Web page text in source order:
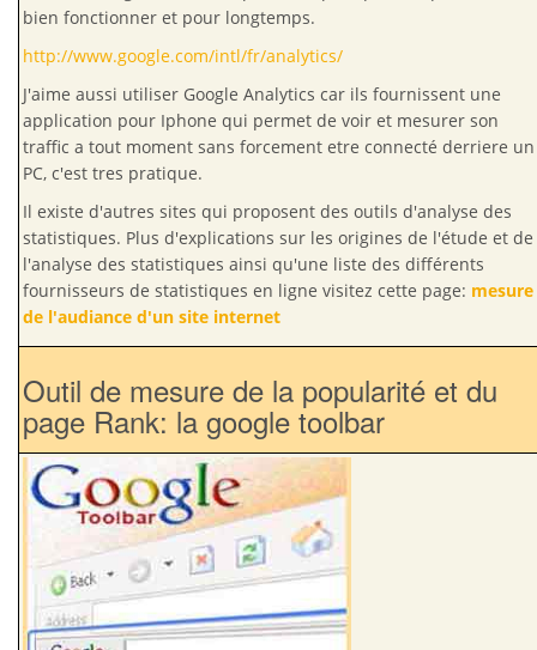
bien fonctionner et pour longtemps.
http://www.google.com/intl/fr/analytics/
J'aime aussi utiliser Google Analytics car ils fournissent une
application pour Iphone qui permet de voir et mesurer son
traffic a tout moment sans forcement etre connecté derriere un
PC, c'est tres pratique.
Il existe d'autres sites qui proposent des outils d'analyse des
statistiques. Plus d'explications sur les origines de l'étude et de
l'analyse des statistiques ainsi qu'une liste des différents
fournisseurs de statistiques en ligne visitez cette page: mesure
de l'audiance d'un site internet
Outil de mesure de la popularité et du
page Rank: la google toolbar